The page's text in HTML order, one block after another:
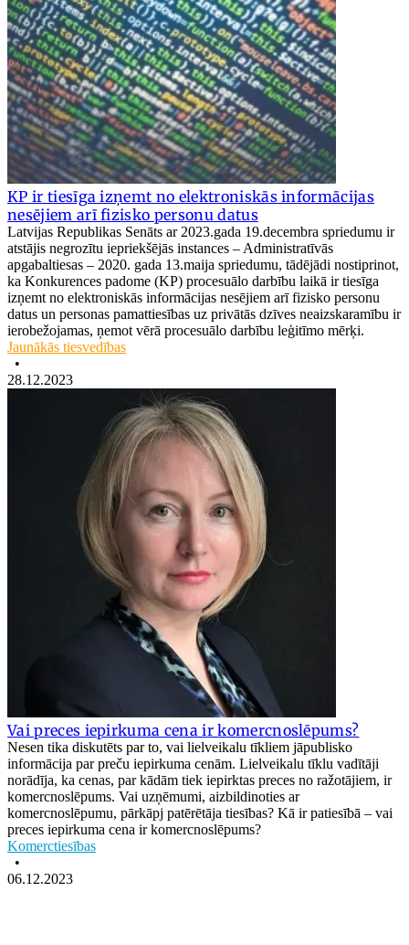
KP ir tiesīga izņemt no elektroniskās informācijas
nesējiem arī fizisko personu datus
Latvijas Republikas Senāts ar 2023.gada 19.decembra spriedumu ir
atstājis negrozītu iepriekšējās instances – Administratīvās
apgabaltiesas – 2020. gada 13.maija spriedumu, tādējādi nostiprinot,
ka Konkurences padome (KP) procesuālo darbību laikā ir tiesīga
izņemt no elektroniskās informācijas nesējiem arī fizisko personu
datus un personas pamattiesības uz privātās dzīves neaizskaramību ir
ierobežojamas, ņemot vērā procesuālo darbību leģitīmo mērķi.
Jaunākās tiesvedības
•
28.12.2023
Vai preces iepirkuma cena ir komercnoslēpums?
Nesen tika diskutēts par to, vai lielveikalu tīkliem jāpublisko
informācija par preču iepirkuma cenām. Lielveikalu tīklu vadītāji
norādīja, ka cenas, par kādām tiek iepirktas preces no ražotājiem, ir
komercnoslēpums. Vai uzņēmumi, aizbildinoties ar
komercnoslēpumu, pārkāpj patērētāja tiesības? Kā ir patiesībā – vai
preces iepirkuma cena ir komercnoslēpums?
Komerctiesības
•
06.12.2023